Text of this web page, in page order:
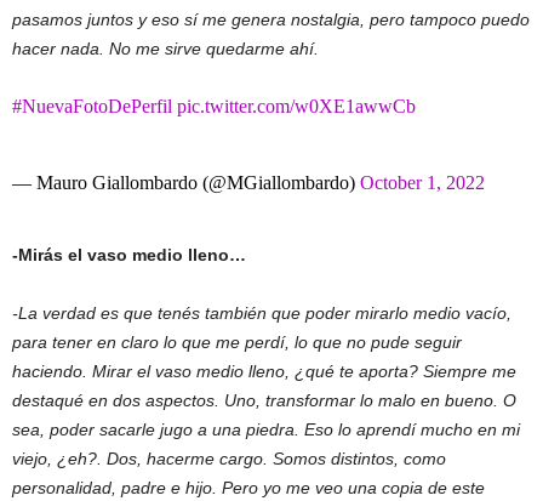
pasamos juntos y eso sí me genera nostalgia, pero tampoco puedo
hacer nada. No me sirve quedarme ahí.
#NuevaFotoDePerfil pic.twitter.com/w0XE1awwCb
— Mauro Giallombardo (@MGiallombardo) October 1, 2022
-Mirás el vaso medio lleno…
-La verdad es que tenés también que poder mirarlo medio vacío,
para tener en claro lo que me perdí, lo que no pude seguir
haciendo. Mirar el vaso medio lleno, ¿qué te aporta? Siempre me
destaqué en dos aspectos. Uno, transformar lo malo en bueno. O
sea, poder sacarle jugo a una piedra. Eso lo aprendí mucho en mi
viejo, ¿eh?. Dos, hacerme cargo. Somos distintos, como
personalidad, padre e hijo. Pero yo me veo una copia de este